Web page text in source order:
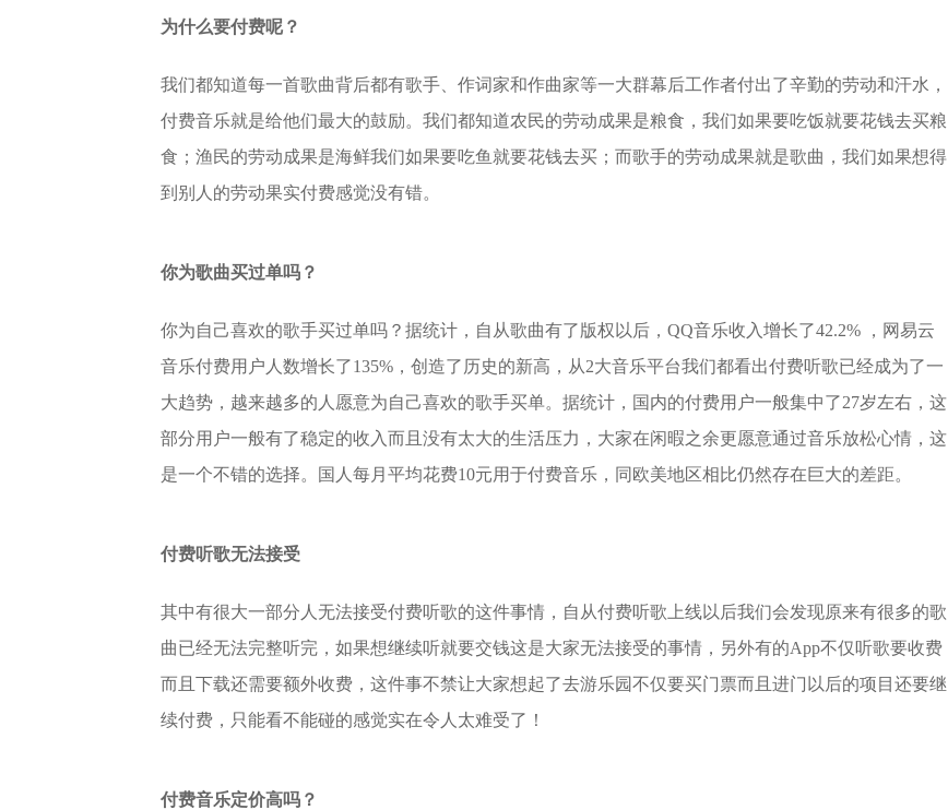
为什么要付费呢？
我们都知道每一首歌曲背后都有歌手、作词家和作曲家等一大群幕后工作者付出了辛勤的劳动和汗水，
付费音乐就是给他们最大的鼓励。我们都知道农民的劳动成果是粮食，我们如果要吃饭就要花钱去买粮
食；渔民的劳动成果是海鲜我们如果要吃鱼就要花钱去买；而歌手的劳动成果就是歌曲，我们如果想得
到别人的劳动果实付费感觉没有错。
你为歌曲买过单吗？
你为自己喜欢的歌手买过单吗？据统计，自从歌曲有了版权以后，QQ音乐收入增长了42.2% ，网易云
音乐付费用户人数增长了135%，创造了历史的新高，从2大音乐平台我们都看出付费听歌已经成为了一
大趋势，越来越多的人愿意为自己喜欢的歌手买单。据统计，国内的付费用户一般集中了27岁左右，这
部分用户一般有了稳定的收入而且没有太大的生活压力，大家在闲暇之余更愿意通过音乐放松心情，这
是一个不错的选择。国人每月平均花费10元用于付费音乐，同欧美地区相比仍然存在巨大的差距。
付费听歌无法接受
其中有很大一部分人无法接受付费听歌的这件事情，自从付费听歌上线以后我们会发现原来有很多的歌
曲已经无法完整听完，如果想继续听就要交钱这是大家无法接受的事情，另外有的App不仅听歌要收费
而且下载还需要额外收费，这件事不禁让大家想起了去游乐园不仅要买门票而且进门以后的项目还要继
续付费，只能看不能碰的感觉实在令人太难受了！
付费音乐定价高吗？